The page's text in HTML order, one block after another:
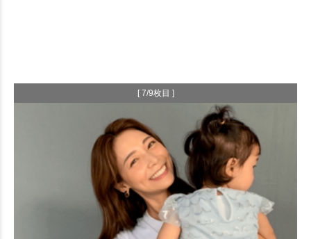
[ 7/9枚目 ]